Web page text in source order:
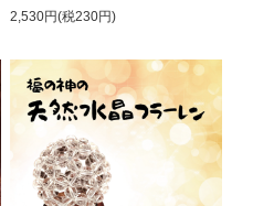
2,530円(税230円)